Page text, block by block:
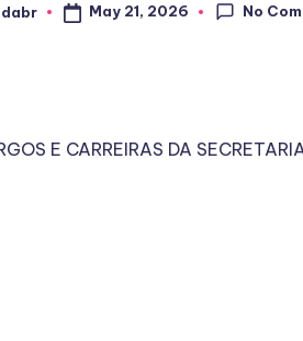
May 21, 2026 No
E CARREIRAS DA